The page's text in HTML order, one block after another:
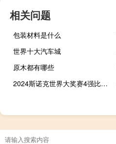
相关问题
包装材料是什么
世界十大汽车城
原木都有哪些
2024斯诺克世界大奖赛4强比赛时间 2024年斯诺克全年赛事